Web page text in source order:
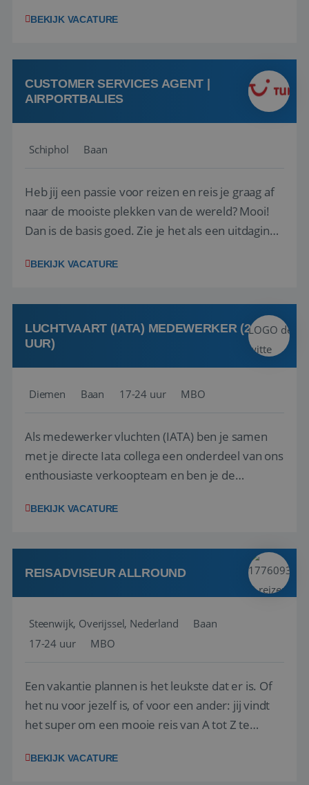
vinden. Samen maken we van elke reis een
hebt in de reisbranche of j...
BEKIJK VACATURE
CUSTOMER SERVICES AGENT |
AIRPORTBALIES
Schiphol Baan
Heb jij een passie voor reizen en reis je graag af
naar de mooiste plekken van de wereld? Mooi!
Dan is de basis goed. Zie je het als een uitdaging
het samenstellen en boeken van de perfecte
deze onderdelen zijn nu samen gevoegd...
BEKIJK VACATURE
LUCHTVAART (IATA) MEDEWERKER (24-32
UUR)
Diemen Baan 17-24 uur MBO
Als medewerker vluchten (IATA) ben je samen
met je directe Iata collega een onderdeel van ons
enthousiaste verkoopteam en ben je de
en tarieven waar je collega’s niet uitkomen.
kwaliteitsbewaking van alles wat met IATA te m...
BEKIJK VACATURE
REISADVISEUR ALLROUND
Steenwijk, Overijssel, Nederland
Baan
17-24 uur
MBO
Een vakantie plannen is het leukste dat er is. Of
het nu voor jezelf is, of voor een ander: jij vindt
het super om een mooie reis van A tot Z te
vakantiegangers de meest prachtige plekjes op
BEKIJK VACATURE